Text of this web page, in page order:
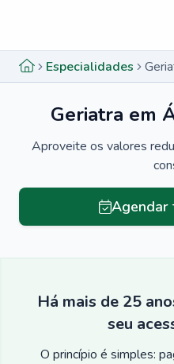
Especialidades
Geriatra em
Aproveite os valores
Agendar
Há mais de 25
seu
O princípio é simples: